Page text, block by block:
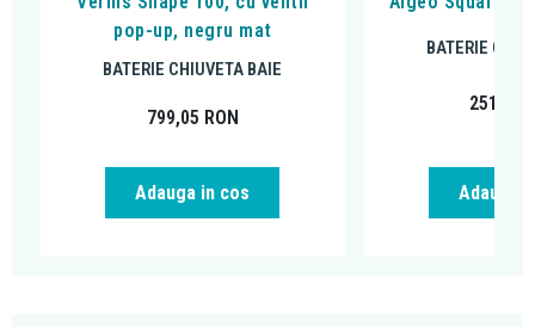
pop-up, negru mat
BATERIE CHIUVETA BAIE
799,05 RON
Adauga in cos
BATERIE
251,99
Adauga